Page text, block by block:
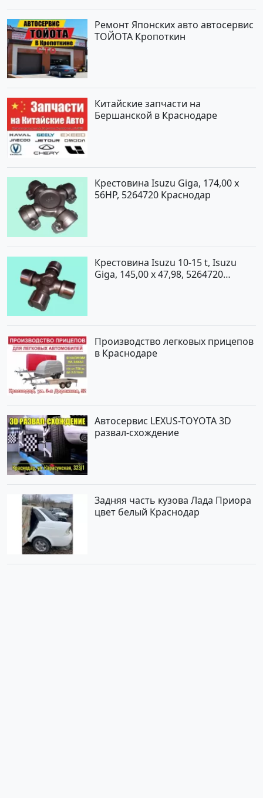
Ремонт Японских авто автосервис
ТОЙОТА Кропоткин
Китайские запчасти на
Бершанской в Краснодаре
Крестовина Isuzu Giga, 174,00 x
56HP, 5264720 Краснодар
Крестовина Isuzu 10-15 t, Isuzu
Giga, 145,00 x 47,98, 5264720
Производство легковых прицепов
в Краснодаре
Автосервис LEXUS-TOYOTA 3D
развал-схождение
Задняя часть кузова Лада Приора
цвет белый Краснодар